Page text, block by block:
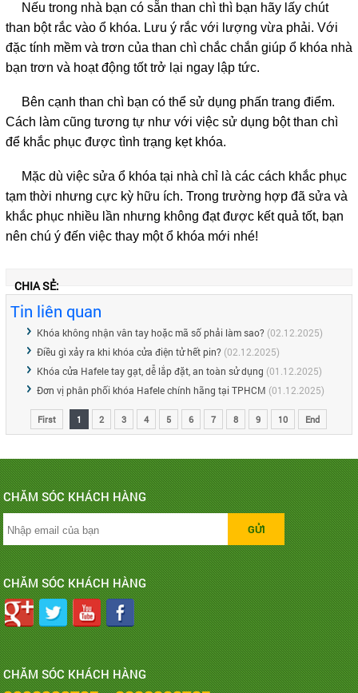
Nếu trong nhà bạn có sẵn than chì thì bạn hãy lấy chút
than bột rắc vào ổ khóa. Lưu ý rắc với lượng vừa phải. Với
đặc tính mềm và trơn của than chì chắc chắn giúp ổ khóa nhà
bạn trơn và hoạt động tốt trở lại ngay lập tức.
Bên cạnh than chì bạn có thể sử dụng phấn trang điểm.
Cách làm cũng tương tự như với việc sử dụng bột than chì
để khắc phục được tình trạng kẹt khóa.
Mặc dù việc sửa ổ khóa tại nhà chỉ là các cách khắc phục
tạm thời nhưng cực kỳ hữu ích. Trong trường hợp đã sửa và
khắc phục nhiều lần nhưng không đạt được kết quả tốt, bạn
nên chú ý đến việc thay một ổ khóa mới nhé!
CHIA SẺ:
Tin liên quan
Khóa không nhận vân tay hoặc mã số phải làm sao?(02.12.2025)
Điều gì xảy ra khi khóa cửa điện tử hết pin?(02.12.2025)
Khóa cửa Hafele tay gạt, dễ lắp đặt, an toàn sử dụng (01.12.2025)
Đơn vị phân phối khóa Hafele chính hãng tại TPHCM (01.12.2025)
First 1 2 3 4 5 6 7 8 9 10 End
CHĂM SÓC KHÁCH HÀNG
CHĂM SÓC KHÁCH HÀNG
CHĂM SÓC KHÁCH HÀNG